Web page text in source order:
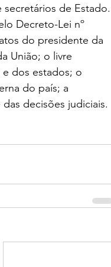
de Estado.
Decreto-Lei nº
do presidente da
União; o livre
dos estados; o
do país; a
decisões judiciais.